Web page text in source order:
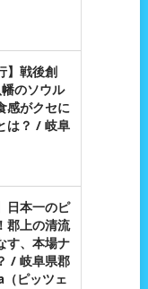
】戦後創
のソウル
感がクセに
は？ / 岐阜
日本一のピ
郡上の清流
す、本場ナ
/ 岐阜県郡
（ピッツェ